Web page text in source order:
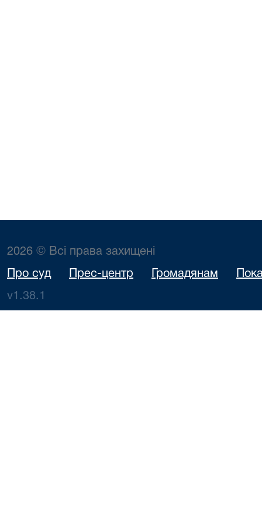
2026 © Всі права захищені
Про суд Прес-центр Громадянам
v1.38.1